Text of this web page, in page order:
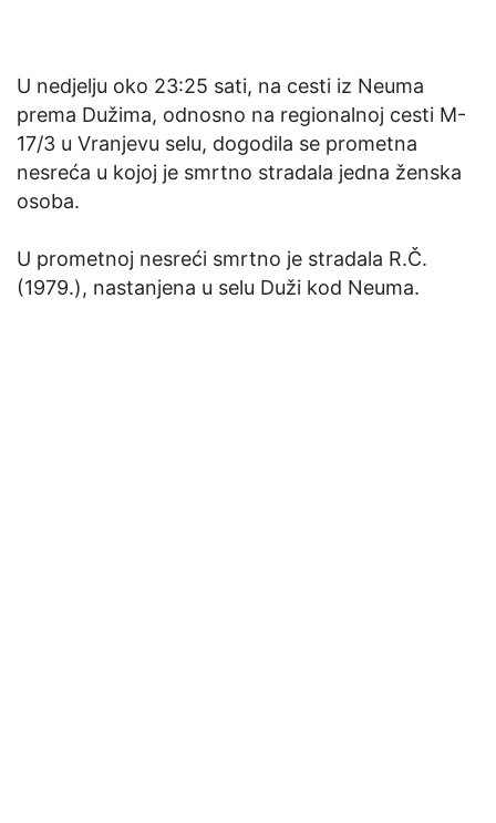
U nedjelju oko 23:25 sati, na cesti iz Neuma
prema Dužima, odnosno na regionalnoj cesti M-
17/3 u Vranjevu selu, dogodila se prometna
nesreća u kojoj je smrtno stradala jedna ženska
osoba.
U prometnoj nesreći smrtno je stradala R.Č.
(1979.), nastanjena u selu Duži kod Neuma.